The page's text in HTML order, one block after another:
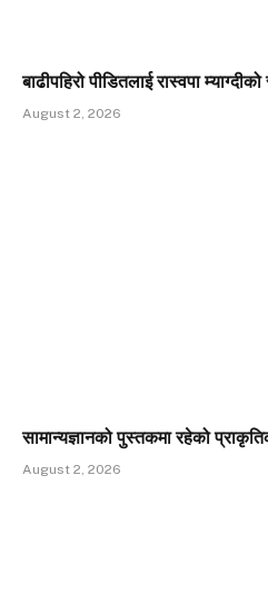
बाढीपहिरो पीडितलाई रास्वपा
August 2, 2026
सामान्यज्ञानको पुस्तकमा रहेको
August 2, 2026